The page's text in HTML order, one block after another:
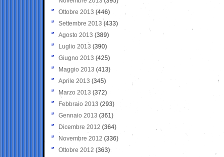
Ottobre 2013 (446)
Settembre 2013 (433)
Agosto 2013 (389)
Luglio 2013 (390)
Giugno 2013 (425)
Maggio 2013 (413)
Aprile 2013 (345)
Marzo 2013 (372)
Febbraio 2013 (293)
Gennaio 2013 (361)
Dicembre 2012 (364)
Novembre 2012 (336)
Ottobre 2012 (363)